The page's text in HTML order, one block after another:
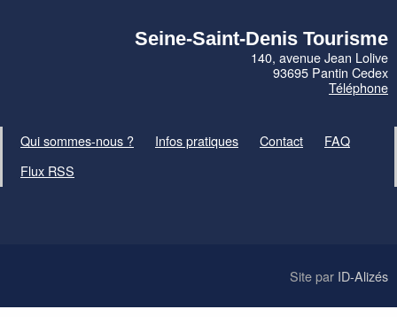
Seine-Saint-Denis Tourisme
140, avenue Jean Lolive
93695 Pantin Cedex
Téléphone
Qui sommes-nous ? Infos pratiques Contact
FAQ
Flux RSS
Site par ID-Alizés